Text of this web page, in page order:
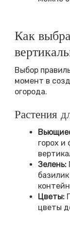
Как
Выбор
момент в
огорода.
Растения
горох и
Зелень:
Цветы:
цветы